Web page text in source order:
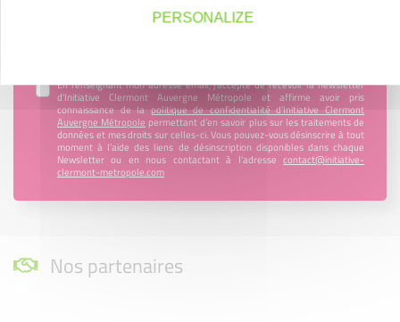
En renseignant mon adresse email, j’accepte de recevoir la newsletter
d'Initiative Clermont Auvergne Métropole et affirme avoir pris
connaissance de lapolitique de confidentialité d’Initiative Clermont
Auvergne Métropole permettant d’en savoir plus sur les traitements de
données et mes droits sur celles-ci. Vous pouvez-vous désinscrire à tout
moment à l’aide des liens de désinscription disponibles dans chaque
Newsletter ou en nous contactant à l’adresse contact@initiative-
clermont-metropole.com
Nos partenaires
PERSONALIZE